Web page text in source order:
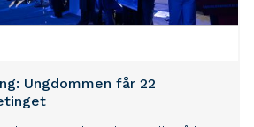
Ungdommen får 22